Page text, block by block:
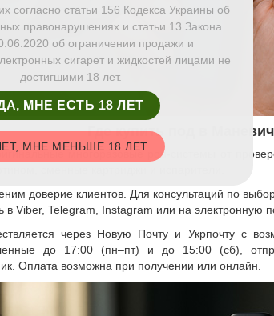
Где купить под в
многоразовые pod-системы от
сменные картриджи и испарители.
доверие клиентов. Для консультаций по
Viber, Telegram, Instagram или на электронную
через Новую Почту и Укрпочту с
до 17:00 (пн–пт) и до 15:00 (сб),
Оплата возможна при получении или онлайн.
согласно статьи 156 Кодекса Украины об
правонарушениях и статьи 13 Закона
об ограничении продажи и
сигарет и жидкостей лицами не
достигшими 18 лет.
МНЕ ЕСТЬ 18 ЛЕТ
МНЕ МЕНЬШЕ 18 ЛЕТ